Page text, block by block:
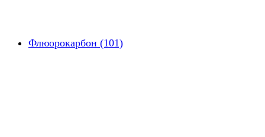
Флюорокарбон (101)